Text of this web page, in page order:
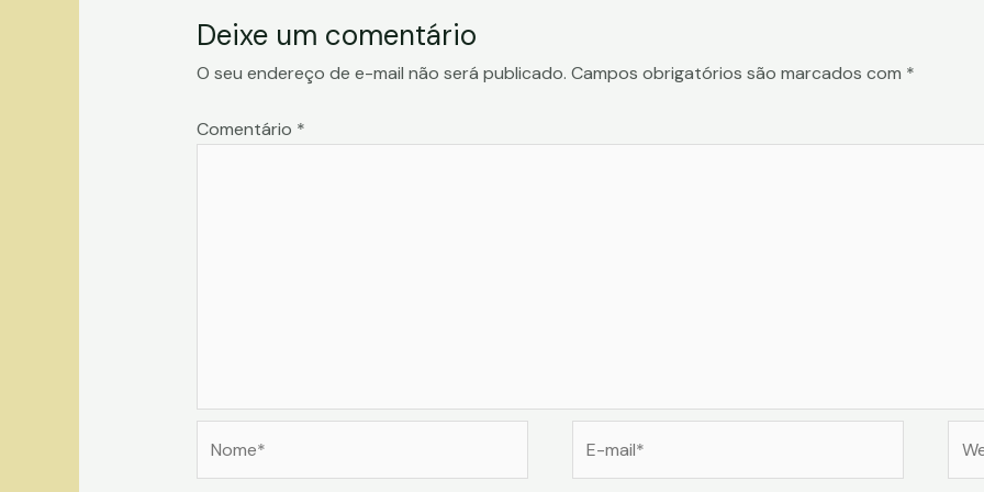
Deixe um comentário
O seu endereço de e-mail não será publicado. Campos obrigatórios são marcados com *
Comentário *
mail*